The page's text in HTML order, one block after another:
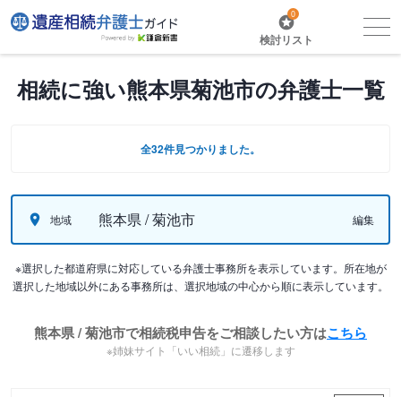
0
検討リスト
相続に強い熊本県菊池市の弁護士一覧
全32件見つかりました。
地域 熊本県 / 菊池市 編集
※選択した都道府県に対応している弁護士事務所を表示しています。所在地が
選択した地域以外にある事務所は、選択地域の中心から順に表示しています。
熊本県 / 菊池市で相続税申告をご相談したい方はこちら
※姉妹サイト「いい相続」に遷移します